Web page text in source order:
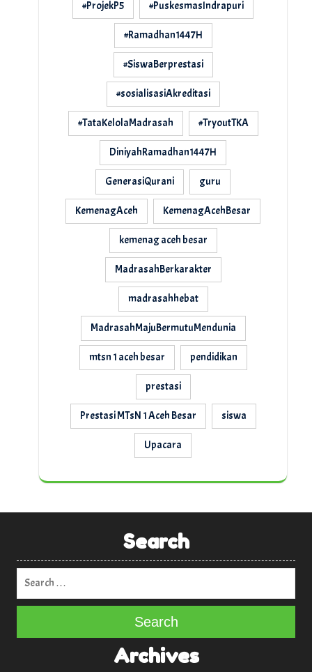
#ProjekP5 #PuskesmasIndrapuri
#Ramadhan1447H
#SiswaBerprestasi
#sosialisasiAkreditasi
#TataKelolaMadrasah #TryoutTKA
DiniyahRamadhan1447H
GenerasiQurani guru
KemenagAceh KemenagAcehBesar
kemenag aceh besar
MadrasahBerkarakter
madrasahhebat
MadrasahMajuBermutuMendunia
mtsn 1 aceh besar pendidikan
prestasi
Prestasi MTsN 1 Aceh Besar siswa
Upacara
Search
Search
Archives